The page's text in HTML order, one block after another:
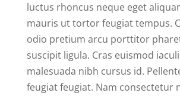
luctus rhoncus neque eget
mauris ut tortor feugiat tempus.
odio pretium arcu porttitor
suscipit ligula. Cras euismod
malesuada nibh cursus id.
feugiat feugiat. Nam consectetur